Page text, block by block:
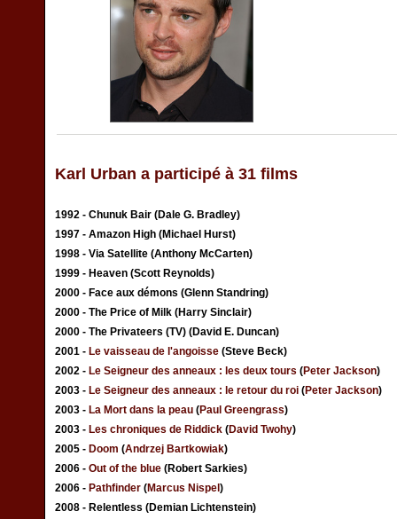
Karl Urban a participé à 31 films
1992 - Chunuk Bair (Dale G. Bradley)
1997 - Amazon High (Michael Hurst)
1998 - Via Satellite (Anthony McCarten)
1999 - Heaven (Scott Reynolds)
2000 - Face aux démons (Glenn Standring)
2000 - The Price of Milk (Harry Sinclair)
2000 - The Privateers (TV) (David E. Duncan)
2001 - Le vaisseau de l'angoisse (Steve Beck)
2002 - Le Seigneur des anneaux : les deux tours (Peter Jackson)
2003 - Le Seigneur des anneaux : le retour du roi (Peter Jackson)
2003 - La Mort dans la peau (Paul Greengrass)
2003 - Les chroniques de Riddick (David Twohy)
2005 - Doom (Andrzej Bartkowiak)
2006 - Out of the blue (Robert Sarkies)
2006 - Pathfinder (Marcus Nispel)
2008 - Relentless (Demian Lichtenstein)